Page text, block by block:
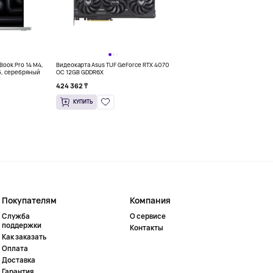
Pro 14 M4,
серебряный
Видеокарта Asus TUF GeForce RTX 4070
OC 12GB GDDR6X
424 362 ₸
КУПИТЬ
Покупателям
Служба
поддержки
Как заказать
Оплата
Доставка
Компания
О сервисе
Контакты